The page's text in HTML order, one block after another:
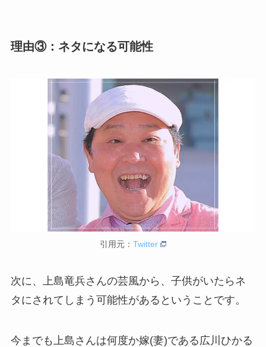
理由③：ネタになる可能性
引用元： Twitter
次に、上島竜兵さんの芸風から、子供がいたらネ
タにされてしまう可能性があるということです。
今までも上島さんは何度か嫁(妻)である広川ひかる